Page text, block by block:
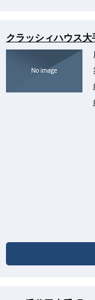
クラッシィハウス大